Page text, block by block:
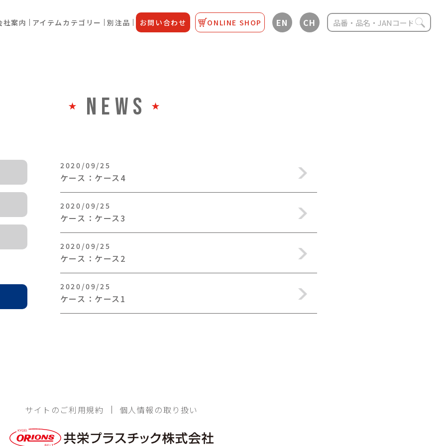
社案内 アイテムカテゴリー 別注品 お問い合わせ ONLINE SHOP EN CH
NEWS
2020/09/25
ケース：ケース4
2020/09/25
ケース：ケース3
2020/09/25
ケース：ケース2
2020/09/25
ケース：ケース1
サイトのご利用規約 個人情報の取り扱い